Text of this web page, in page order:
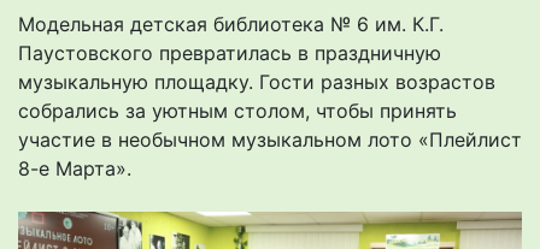
Модельная детская библиотека № 6 им. К.Г.
Паустовского превратилась в праздничную
музыкальную площадку. Гости разных возрастов
собрались за уютным столом, чтобы принять
участие в необычном музыкальном лото «Плейлист
8-е Марта».